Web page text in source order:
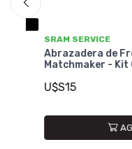
SRAM SERVICE
Abrazadera de
Matchmaker - Kit
U$S15